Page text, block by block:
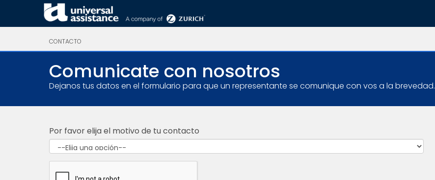
CONTACTO
Comunicate con nosotros
Dejanos tus datos en el formulario para que un representante se comunique con vos a la brevedad.
Por favor elija el motivo de tu contacto